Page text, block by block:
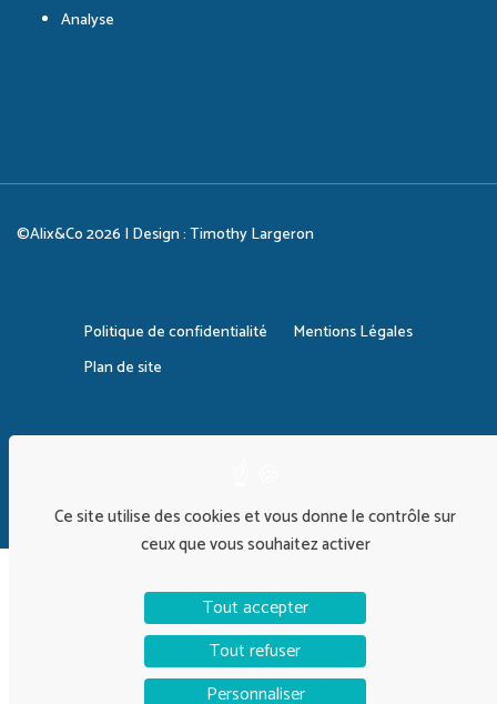
Analyse
©Alix&Co 2026 | Design :Timothy Largeron
Politique de confidentialité
Mentions Légales
Plan de site
Ce site utilise des cookies et vous donne le contrôle sur
ceux que vous souhaitez activer
Tout accepter
Tout refuser
Personnaliser